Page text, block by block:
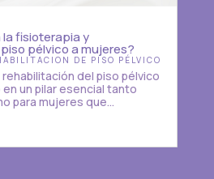
fisioterapia y
pélvico a mujeres?
DE PISO PÉLVICO
del piso pélvico
un pilar esencial tanto
para mujeres que...